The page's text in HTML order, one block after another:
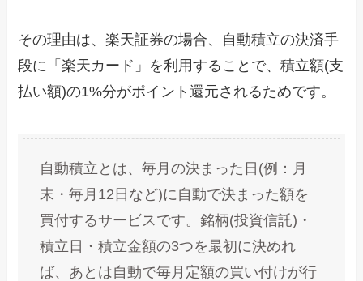
その理由は、楽天証券の場合、自動積立の決済手
段に「楽天カード」を利用することで、積立額(支
払い額)の1%分がポイント還元されるためです。
自動積立とは、毎月の決まった日(例：月
末・毎月12日など)に自動で決まった額を
買付するサービスです。銘柄(投資信託)・
積立日・積立金額の3つを最初に決めれ
ば、あとは自動で毎月定額の買い付けが行